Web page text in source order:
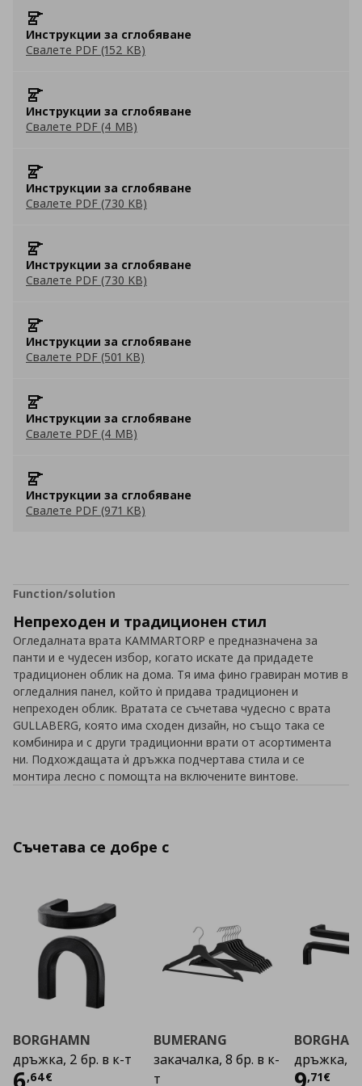
Инструкции за сглобяване
Свалете PDF (152 KB)
Инструкции за сглобяване
Свалете PDF (4 MB)
Инструкции за сглобяване
Свалете PDF (730 KB)
Инструкции за сглобяване
Свалете PDF (730 KB)
Инструкции за сглобяване
Свалете PDF (501 KB)
Инструкции за сглобяване
Свалете PDF (4 MB)
Инструкции за сглобяване
Свалете PDF (971 KB)
Function/solution
Непреходен и традиционен стил
Огледалната врата KAMMARTORP е предназначена за
панти и е чудесен избор, когато искате да придадете
традиционен облик на дома. Тя има фино гравиран мотив в
огледалния панел, който ѝ придава традиционен и
непреходен облик. Вратата се съчетава чудесно с врата
GULLABERG, която има сходен дизайн, но също така се
комбинира и с други традиционни врати от асортимента
ни. Подхождащата ѝ дръжка подчертава стила и се
монтира лесно с помощта на включените винтове.
Съчетава се добре с
BORGHAMN
дръжка, 2 бр. в к-т
,64€
Цена
BUMERANG
закачалка, 8 бр. в к-
т
дръжка, 2
,71€
Цена